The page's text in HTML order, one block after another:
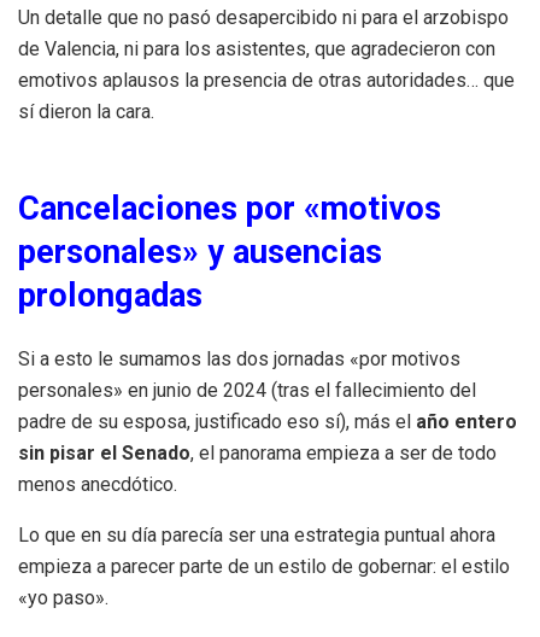
Un detalle que no pasó desapercibido ni para el arzobispo
de Valencia, ni para los asistentes, que agradecieron con
emotivos aplausos la presencia de otras autoridades… que
sí dieron la cara.
Cancelaciones por «motivos
personales» y ausencias
prolongadas
Si a esto le sumamos las dos jornadas «por motivos
personales» en junio de 2024 (tras el fallecimiento del
padre de su esposa, justificado eso sí), más el año entero
sin pisar el Senado, el panorama empieza a ser de todo
menos anecdótico.
Lo que en su día parecía ser una estrategia puntual ahora
empieza a parecer parte de un estilo de gobernar: el estilo
«yo paso».